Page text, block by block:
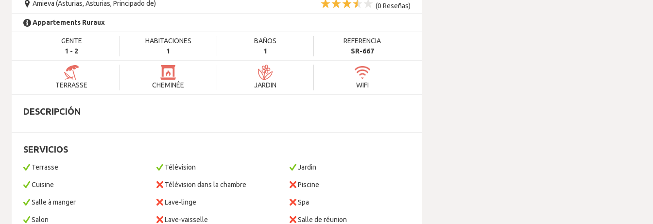
Amieva (Asturias, Asturias, Principado de) (0 Reseñas)
Appartements Ruraux
GENTE
1 - 2
HABITACIONES
1
BAÑOS
1
REFERENCIA
SR-667
TERRASSE CHEMINÉE JARDIN WIFI
DESCRIPCIÓN
SERVICIOS
Terrasse
Cuisine
Salle à manger
Salon
Télévision
Télévision dans la chambre
Lave-linge
Lave-vaisselle
Jardin
Piscine
Spa
Salle de réunion